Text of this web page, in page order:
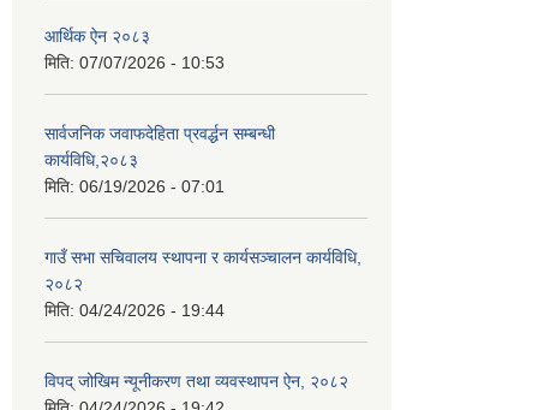
आर्थिक ऐन २०८३
मिति: 07/07/2026 - 10:53
सार्वजनिक जवाफदेहिता प्रवर्द्धन सम्बन्धी
कार्यविधि,२०८३
मिति: 06/19/2026 - 07:01
गाउँ सभा सचिवालय स्थापना र कार्यसञ्चालन कार्यविधि,
२०८२
मिति: 04/24/2026 - 19:44
विपद् जोखिम न्यूनीकरण तथा व्यवस्थापन ऐन, २०८२